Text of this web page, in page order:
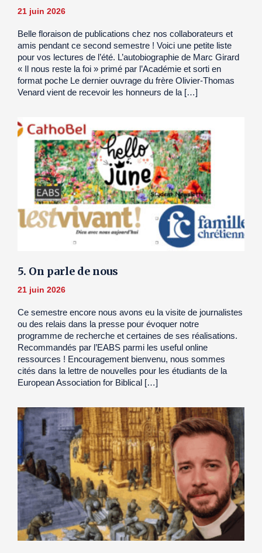
21 juin 2026
Belle floraison de publications chez nos collaborateurs et
amis pendant ce second semestre ! Voici une petite liste
pour vos lectures de l’été. L’autobiographie de Marc Girard
« Il nous reste la foi » primé par l’Académie et sorti en
format poche Le dernier ouvrage du frère Olivier-Thomas
Venard vient de recevoir les honneurs de la […]
5. On parle de nous
21 juin 2026
Ce semestre encore nous avons eu la visite de journalistes
ou des relais dans la presse pour évoquer notre
programme de recherche et certaines de ses réalisations.
Recommandés par l’EABS parmi les useful online
ressources ! Encouragement bienvenu, nous sommes
cités dans la lettre de nouvelles pour les étudiants de la
European Association for Biblical […]